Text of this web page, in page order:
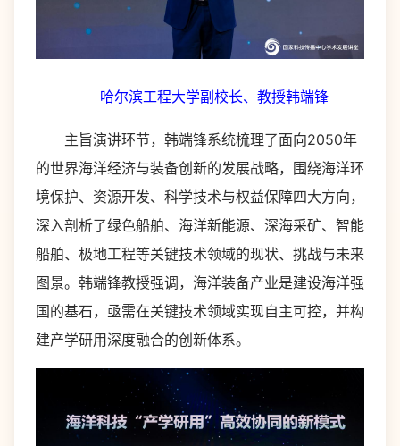
哈尔滨工程大学副校长、教授韩端锋
主旨演讲环节，韩端锋系统梳理了面向2050年
的世界海洋经济与装备创新的发展战略，围绕海洋环
境保护、资源开发、科学技术与权益保障四大方向，
深入剖析了绿色船舶、海洋新能源、深海采矿、智能
船舶、极地工程等关键技术领域的现状、挑战与未来
图景。韩端锋教授强调，海洋装备产业是建设海洋强
国的基石，亟需在关键技术领域实现自主可控，并构
建产学研用深度融合的创新体系。